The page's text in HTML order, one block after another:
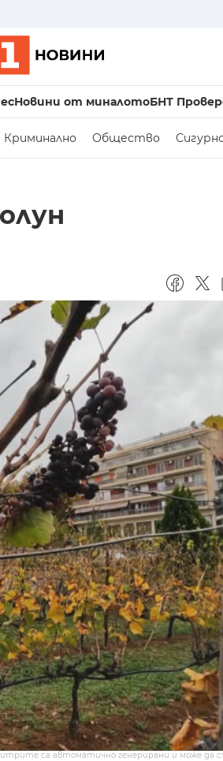
Новини от миналотоБНТ
Криминално Общество
са автоматично генерирани и може да